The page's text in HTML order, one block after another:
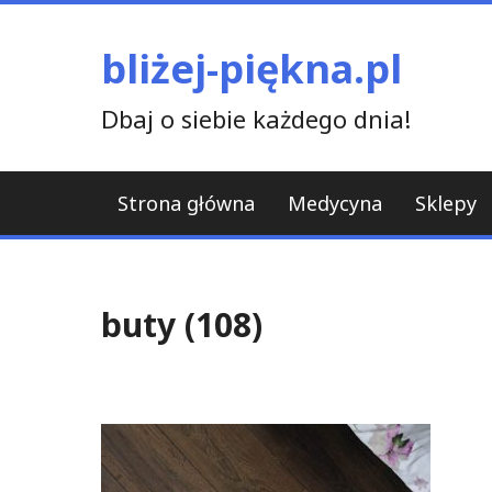
bliżej-piękna.pl
Dbaj o siebie każdego dnia!
Strona główna Medycyna Sklepy
buty (108)